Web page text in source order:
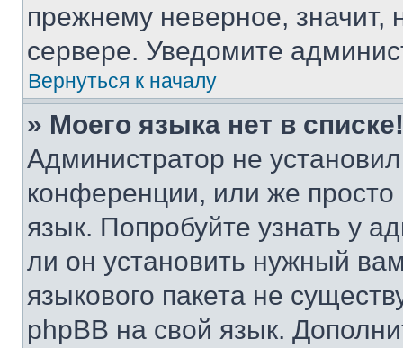
прежнему неверное, значит,
сервере. Уведомите
Вернуться к началу
» Моего языка нет в списке!
Администратор не
конференции, или же
язык. Попробуйте узнать у
ли он установить нужный
языкового пакета не
phpBB на свой язык.